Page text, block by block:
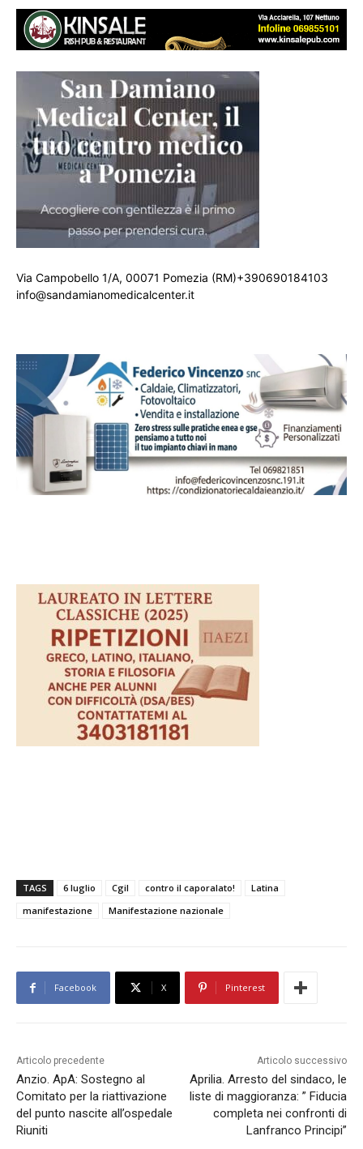
Via Campobello 1/A, 00071 Pomezia (RM)+390690184103
info@sandamianomedicalcenter.it
TAGS 6 luglio Cgil contro il caporalato!
Latina
manifestazione
Manifestazione nazionale
Facebook X Pinterest
Articolo precedente
Anzio. ApA: Sostegno al
Comitato per la riattivazione
del punto nascite all’ospedale
Riuniti
Articolo successivo
Aprilia. Arresto del sindaco, le
liste di maggioranza: ” Fiducia
completa nei confronti di
Lanfranco Principi”